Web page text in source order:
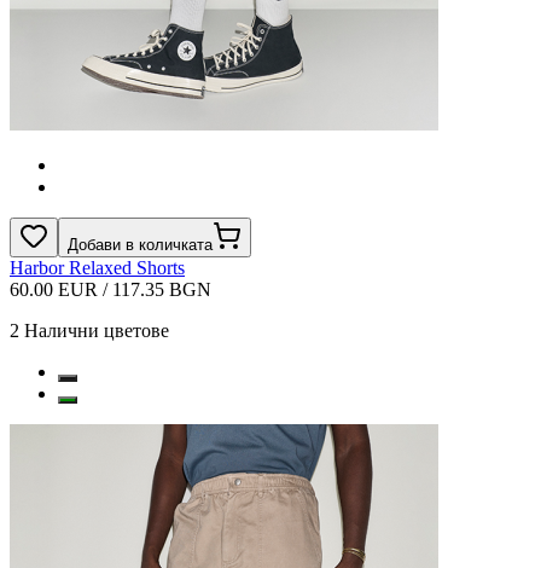
Добави в количката
Harbor Relaxed Shorts
60.00 EUR / 117.35 BGN
2 Налични цветове